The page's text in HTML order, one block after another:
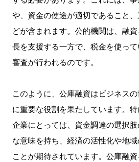
や、資金の使途が適切であること
どが含まれます。公的機関は、融
長を支援する一方で、税金を使っ
審査が行われるのです。
このように、公庫融資はビジネス
に重要な役割を果たしています。
企業にとっては、資金調達の選択
な意味を持ち、経済の活性化や地
ことが期待されています。公庫融